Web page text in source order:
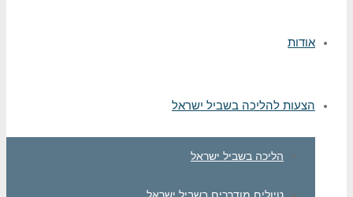
אודות
הצעות להליכה בשביל ישראל
הליכה בשביל ישראל